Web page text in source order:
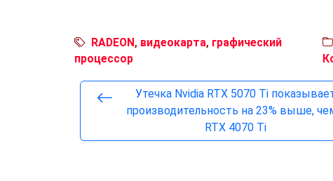
RADEON, видеокарта, графический
процессор
Утечка Nvidia RTX 5070 Ti
производительность на 23% выше,
RTX 4070 Ti